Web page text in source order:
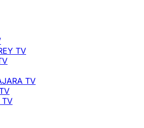
TV
TV
TV